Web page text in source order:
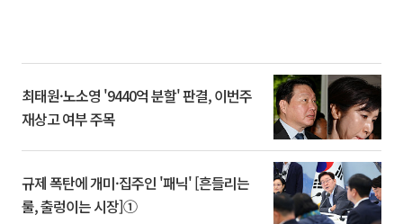
최태원·노소영 '9440억 분할' 판결, 이번주
재상고 여부 주목
규제 폭탄에 개미·집주인 '패닉' [흔들리는
룰, 출렁이는 시장]①